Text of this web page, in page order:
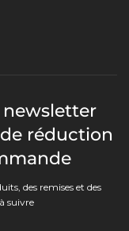
newsletter
réduction
des remises et des
suivre